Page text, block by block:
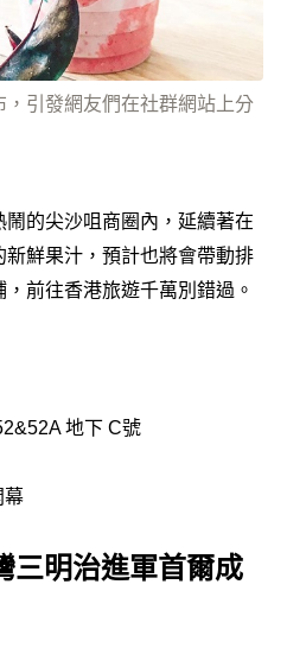
引發網友們在社群網站上分
的尖沙咀商圈內，延續著在
鮮果汁，預計也將會帶動排
前往香港旅遊千萬別錯過。
地下 C號
幕
三明治進軍首爾成